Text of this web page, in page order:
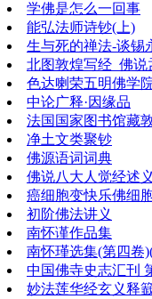
学佛是怎么一回事
能弘法师诗钞(上)
生与死的禅法-谈锡
北图敦煌写经_佛说
色达喇荣五明佛学
中论广释·因缘品
法国国家图书馆藏
净土文类聚钞
佛源语词词典
佛说八大人觉经述
癌细胞变快乐佛细
初阶佛法讲义
南怀谨作品集
南怀瑾选集(第四卷
中国佛寺史志汇刊
妙法莲华经玄义释